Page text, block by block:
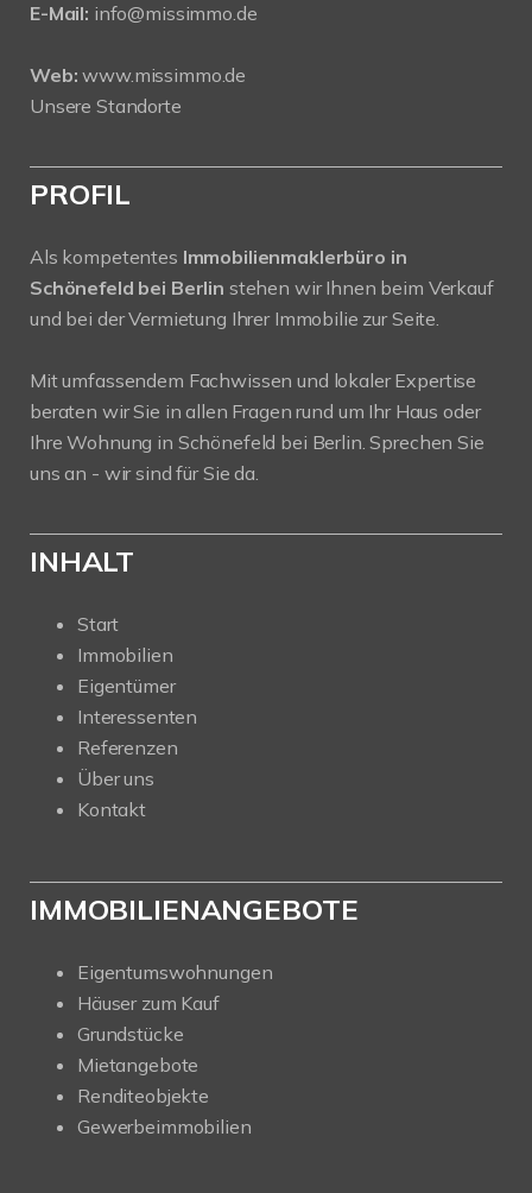
E-Mail: info@missimmo.de
Web: www.missimmo.de
Unsere Standorte
PROFIL
Als kompetentes Immobilienmaklerbüro in
Schönefeld bei Berlin stehen wir Ihnen beim Verkauf
und bei der Vermietung Ihrer Immobilie zur Seite.
Mit umfassendem Fachwissen und lokaler Expertise
beraten wir Sie in allen Fragen rund um Ihr Haus oder
Ihre Wohnung in Schönefeld bei Berlin. Sprechen Sie
uns an - wir sind für Sie da.
INHALT
Start
Immobilien
Eigentümer
Interessenten
Referenzen
Über uns
Kontakt
IMMOBILIENANGEBOTE
Eigentumswohnungen
Häuser zum Kauf
Grundstücke
Mietangebote
Renditeobjekte
Gewerbeimmobilien